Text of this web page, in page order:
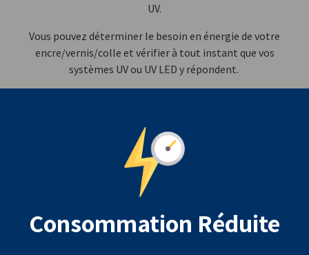
UV.
Vous pouvez déterminer le besoin en énergie de votre
encre/vernis/colle et vérifier à tout instant que vos
systèmes UV ou UV LED y répondent.
Consommation Réduite